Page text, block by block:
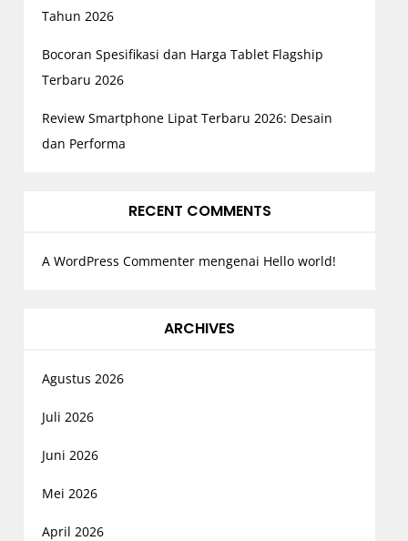
Tahun 2026
Bocoran Spesifikasi dan Harga Tablet Flagship
Terbaru 2026
Review Smartphone Lipat Terbaru 2026: Desain
dan Performa
RECENT COMMENTS
A WordPress Commentermengenai Hello world!
ARCHIVES
Agustus 2026
Juli 2026
Juni 2026
Mei 2026
April 2026